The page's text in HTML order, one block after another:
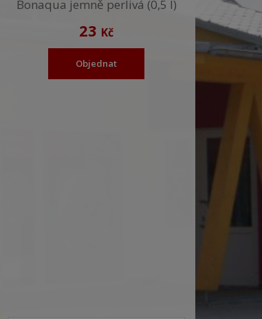
Bonaqua jemně perlivá (0,5 l)
23 Kč
Objednat